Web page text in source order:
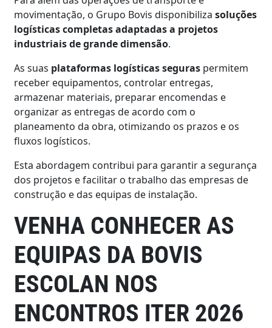
movimentação, o Grupo Bovis disponibiliza soluções
logísticas completas adaptadas a projetos
industriais de grande dimensão.
As suas plataformas logísticas seguras permitem
receber equipamentos, controlar entregas,
armazenar materiais, preparar encomendas e
organizar as entregas de acordo com o
planeamento da obra, otimizando os prazos e os
fluxos logísticos.
Esta abordagem contribui para garantir a segurança
dos projetos e facilitar o trabalho das empresas de
construção e das equipas de instalação.
VENHA CONHECER AS
EQUIPAS DA BOVIS
ESCOLAN NOS
ENCONTROS ITER 2026